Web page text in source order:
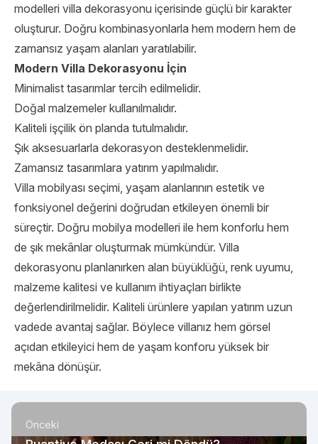
modelleri villa dekorasyonu içerisinde güçlü bir karakter
oluşturur. Doğru kombinasyonlarla hem modern hem de
zamansız yaşam alanları yaratılabilir.
Modern Villa Dekorasyonu İçin
Minimalist tasarımlar tercih edilmelidir.
Doğal malzemeler kullanılmalıdır.
Kaliteli işçilik ön planda tutulmalıdır.
Şık aksesuarlarla dekorasyon desteklenmelidir.
Zamansız tasarımlara yatırım yapılmalıdır.
Villa mobilyası seçimi, yaşam alanlarının estetik ve
fonksiyonel değerini doğrudan etkileyen önemli bir
süreçtir. Doğru mobilya modelleri ile hem konforlu hem
de şık mekânlar oluşturmak mümkündür. Villa
dekorasyonu planlanırken alan büyüklüğü, renk uyumu,
malzeme kalitesi ve kullanım ihtiyaçları birlikte
değerlendirilmelidir. Kaliteli ürünlere yapılan yatırım uzun
vadede avantaj sağlar. Böylece villanız hem görsel
açıdan etkileyici hem de yaşam konforu yüksek bir
mekâna dönüşür.
Önceki